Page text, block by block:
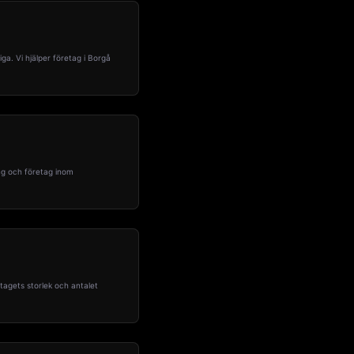
Vi hjälper företag i Borgå
och företag inom
storlek och antalet